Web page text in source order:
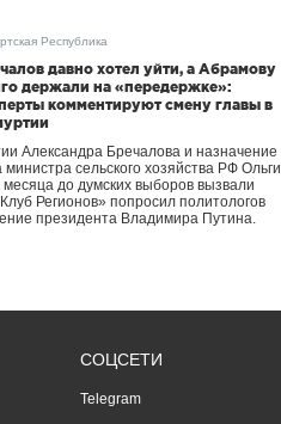
Республика
давно хотел уйти, а Абрамову
держали на «передержке»:
комментируют смену главы в
Александра Бречалова и назначение
министра сельского хозяйства РФ Ольги
до думских выборов вызвали
Регионов» попросил политологов
президента Владимира Путина.
СОЦСЕТИ
Telegram